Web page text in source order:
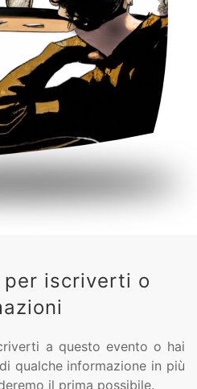
per iscriverti o
a questo evento o hai
qualche informazione in più
il prima possibile.